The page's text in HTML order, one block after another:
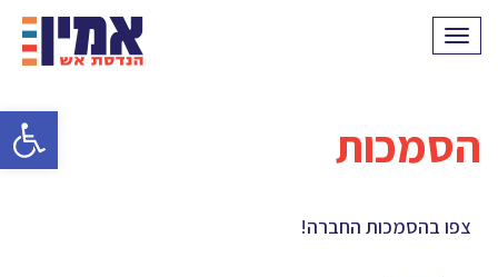
תפריט
הסמכות
צפו בהסמכות החברה!
פתח